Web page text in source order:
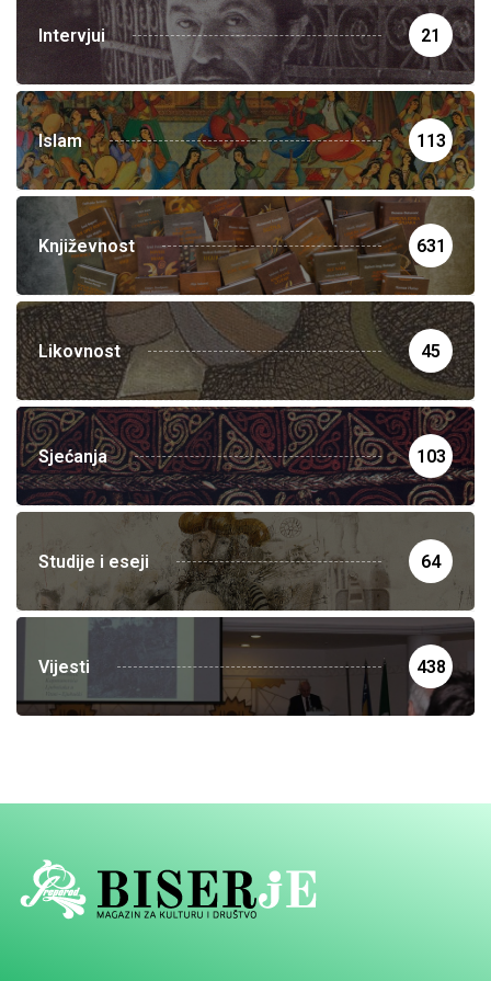
Intervjui 21
Islam 113
Književnost 631
Likovnost 45
Sjećanja 103
Studije i eseji 64
Vijesti 438